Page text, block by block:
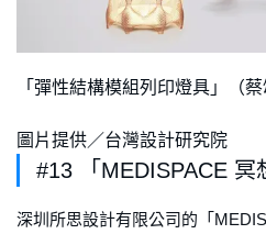
「彈性結構模組列印燈具」（蔡
圖片提供／台灣設計研究院
#13 「MEDISPACE 冥
深圳所思設計有限公司的「